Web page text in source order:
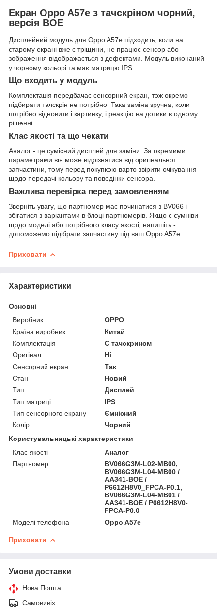
Екран Oppo A57e з тачскріном чорний,
версія BOE
Дисплейний модуль для Oppo A57e підходить, коли на
старому екрані вже є тріщини, не працює сенсор або
зображення відображається з дефектами. Модуль виконаний
у чорному кольорі та має матрицю IPS.
Що входить у модуль
Комплектація передбачає сенсорний екран, тож окремо
підбирати тачскрін не потрібно. Така заміна зручна, коли
потрібно відновити і картинку, і реакцію на дотики в одному
рішенні.
Клас якості та що чекати
Аналог - це сумісний дисплей для заміни. За окремими
параметрами він може відрізнятися від оригінальної
запчастини, тому перед покупкою варто звірити очікування
щодо передачі кольору та поведінки сенсора.
Важлива перевірка перед замовленням
Зверніть увагу, що партномер має починатися з BV066 і
збігатися з варіантами в блоці партномерів. Якщо є сумніви
щодо моделі або потрібного класу якості, напишіть -
допоможемо підібрати запчастину під ваш Oppo A57e.
Приховати
Характеристики
Основні
Виробник
OPPO
Країна виробник
Китай
Комплектація
С тачскрином
Оригінал
Ні
Сенсорний екран
Так
Стан
Новий
Тип
Дисплей
Тип матриці
IPS
Тип сенсорного екрану
Ємнісний
Колір
Чорний
Користувальницькі характеристики
Клас якості
Аналог
Партномер
BV066G3M-L02-MB00,
BV066G3M-L04-MB00 /
AA341-BOE /
P6612H8V0_FPCA-P0.1,
BV066G3M-L04-MB01 /
AA341-BOE / P6612H8V0-
FPCA-P0.0
Моделі телефона
Oppo A57e
Приховати
Умови доставки
Нова Пошта
Самовивіз